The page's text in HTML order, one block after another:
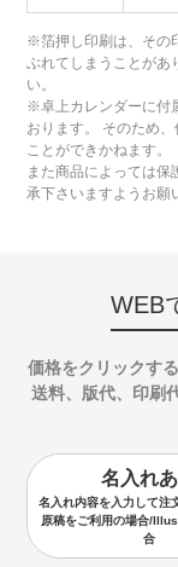
※箔押し印刷は、その
ぶれてしまうことがあ
い。
※卓上カレンダーに付
おります。 そのため
ことができかねます。
また商品によっては保
承下さいますようお願
WEB
価格をクリックす
送料、版代、印刷
名入れ
名入れ内容を入力して注
原稿をご利用の場合/
合